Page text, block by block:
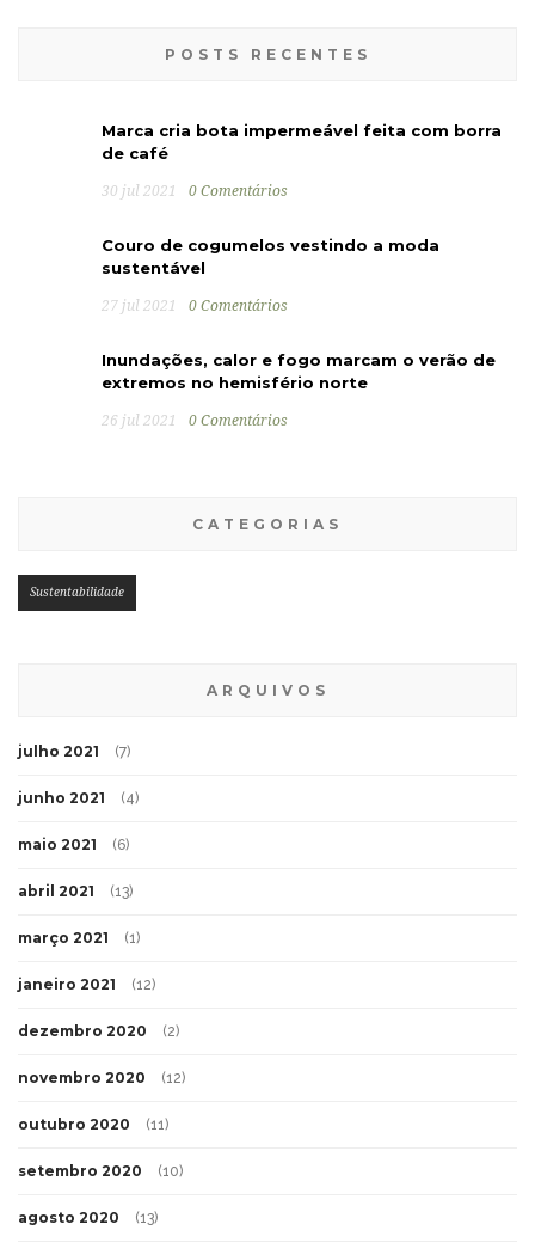
POSTS RECENTES
Marca cria bota impermeável feita com borra
de café
30 jul 2021 0 Comentários
Couro de cogumelos vestindo a moda
sustentável
27 jul 2021 0 Comentários
Inundações, calor e fogo marcam o verão de
extremos no hemisfério norte
26 jul 2021 0 Comentários
CATEGORIAS
Sustentabilidade
ARQUIVOS
julho 2021 (7)
junho 2021 (4)
maio 2021 (6)
abril 2021 (13)
março 2021 (1)
janeiro 2021 (12)
dezembro 2020 (2)
novembro 2020 (12)
outubro 2020 (11)
setembro 2020 (10)
agosto 2020 (13)